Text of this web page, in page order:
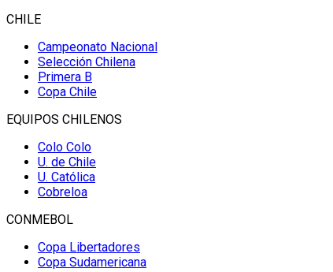
CHILE
Campeonato Nacional
Selección Chilena
Primera B
Copa Chile
EQUIPOS CHILENOS
Colo Colo
U. de Chile
U. Católica
Cobreloa
CONMEBOL
Copa Libertadores
Copa Sudamericana